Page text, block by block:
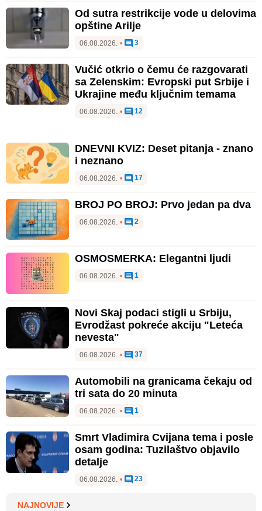
Od sutra restrikcije vode u delovima
opštine Arilje
06.08.2026. • 3
Vučić otkrio o čemu će razgovarati
sa Zelenskim: Evropski put Srbije i
Ukrajine među ključnim temama
06.08.2026. • 12
DNEVNI KVIZ: Deset pitanja - znano
i neznano
06.08.2026. • 17
BROJ PO BROJ: Prvo jedan pa dva
06.08.2026. • 2
OSMOSMERKA: Elegantni ljudi
06.08.2026. • 1
Novi Skaj podaci stigli u Srbiju,
Evrodžast pokreće akciju "Leteća
nevesta"
06.08.2026. • 37
Automobili na granicama čekaju od
tri sata do 20 minuta
06.08.2026. • 1
Smrt Vladimira Cvijana tema i posle
osam godina: Tuzilaštvo objavilo
detalje
06.08.2026. • 23
NAJNOVIJE